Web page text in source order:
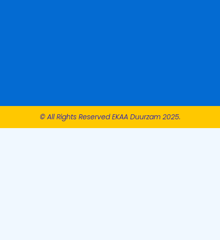
© All Rights Reserved EKAA Duurzam 2025.